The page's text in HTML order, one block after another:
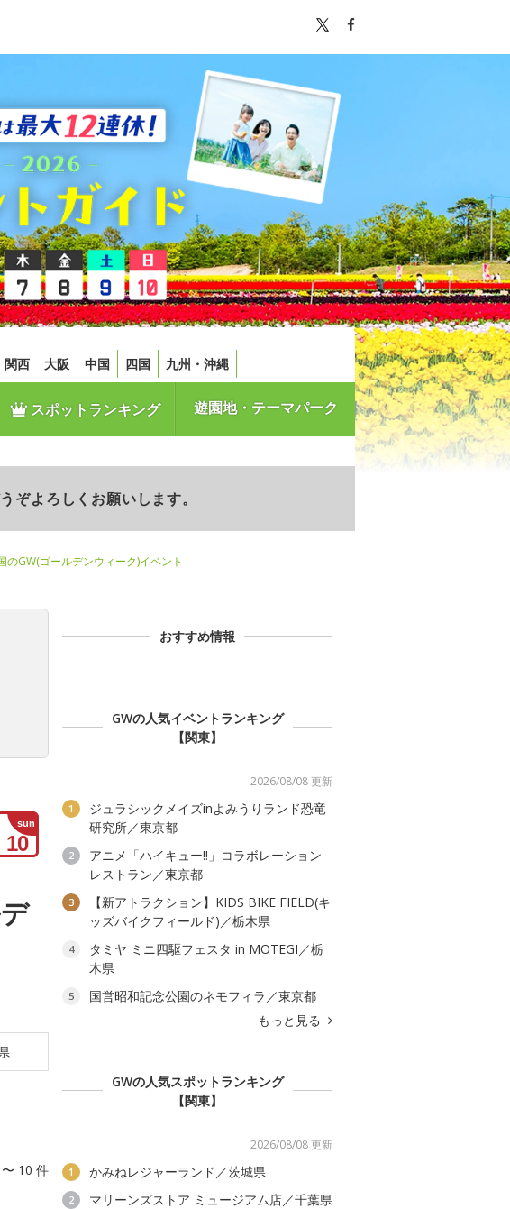
関西 大阪 中国 四国 九州・沖縄
スポットランキング 遊園地・テーマパーク
ぞよろしくお願いします。
のGW(ゴールデンウィーク)イベント
sun
10
10 件
おすすめ情報
GWの人気イベントランキング
【関東】
2026/08/08 更新
1
ジュラシックメイズinよみうりランド恐竜
研究所／東京都
2
アニメ「ハイキュー!!」コラボレーション
レストラン／東京都
3
【新アトラクション】KIDS BIKE FIELD(キ
ッズバイクフィールド)／栃木県
4
タミヤ ミニ四駆フェスタ in MOTEGI／栃
木県
5
国営昭和記念公園のネモフィラ／東京都
もっと見る
GWの人気スポットランキング
【関東】
2026/08/08 更新
1 かみねレジャーランド／茨城県
2 マリーンズストア ミュージアム店／千葉県